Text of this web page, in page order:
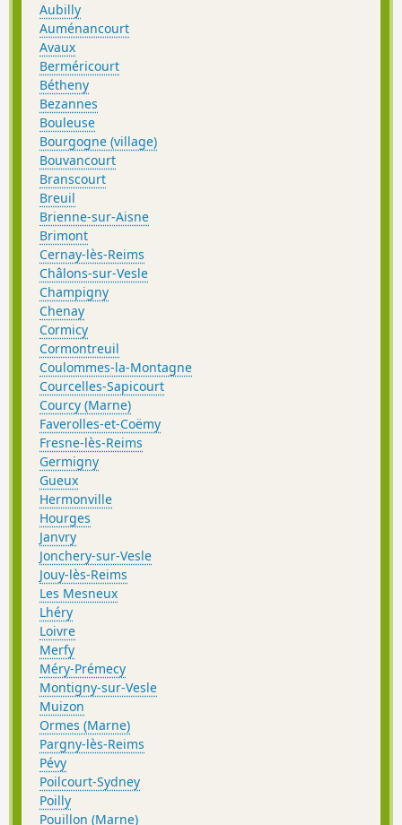
Aubilly
Auménancourt
Avaux
Berméricourt
Bétheny
Bezannes
Bouleuse
Bourgogne (village)
Bouvancourt
Branscourt
Breuil
Brienne-sur-Aisne
Brimont
Cernay-lès-Reims
Châlons-sur-Vesle
Champigny
Chenay
Cormicy
Cormontreuil
Coulommes-la-Montagne
Courcelles-Sapicourt
Courcy (Marne)
Faverolles-et-Coëmy
Fresne-lès-Reims
Germigny
Gueux
Hermonville
Hourges
Janvry
Jonchery-sur-Vesle
Jouy-lès-Reims
Les Mesneux
Lhéry
Loivre
Merfy
Méry-Prémecy
Montigny-sur-Vesle
Muizon
Ormes (Marne)
Pargny-lès-Reims
Pévy
Poilcourt-Sydney
Poilly
Pouillon (Marne)